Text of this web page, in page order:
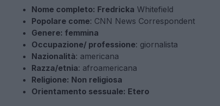
Nome completo: Fredricka Whitefield
Popolare come: CNN News Correspondent
Genere: femmina
Occupazione/ professione: giornalista
Nazionalità: americana
Razza/etnia: afroamericana
Religione: Non religiosa
Orientamento sessuale: Etero